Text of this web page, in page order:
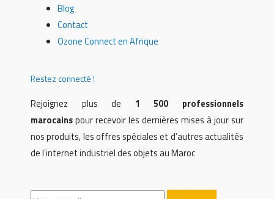
Blog
Contact
Ozone Connect en Afrique
Restez connecté !
Rejoignez plus de 1 500 professionnels
marocainspour recevoir les dernières mises à jour sur
nos produits, les offres spéciales et d’autres actualités
de l’internet industriel des objets au Maroc